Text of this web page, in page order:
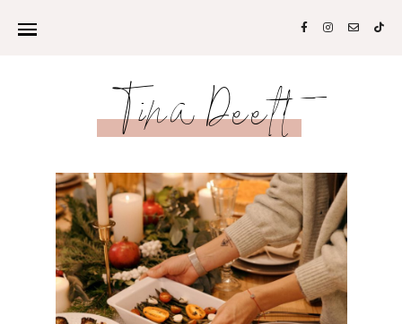
Tina Deelt